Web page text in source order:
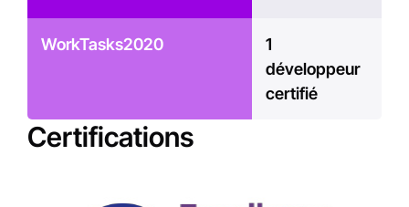
Certifications
WorkTasks2020
1
développeur
certifié